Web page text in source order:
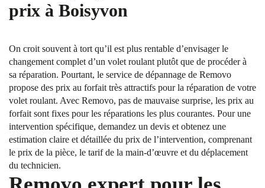
prix à Boisyvon
On croit souvent à tort qu’il est plus rentable d’envisager le
changement complet d’un volet roulant plutôt que de procéder à
sa réparation. Pourtant, le service de dépannage de Removo
propose des prix au forfait très attractifs pour la réparation de votre
volet roulant. Avec Removo, pas de mauvaise surprise, les prix au
forfait sont fixes pour les réparations les plus courantes. Pour une
intervention spécifique, demandez un devis et obtenez une
estimation claire et détaillée du prix de l’intervention, comprenant
le prix de la pièce, le tarif de la main-d’œuvre et du déplacement
du technicien.